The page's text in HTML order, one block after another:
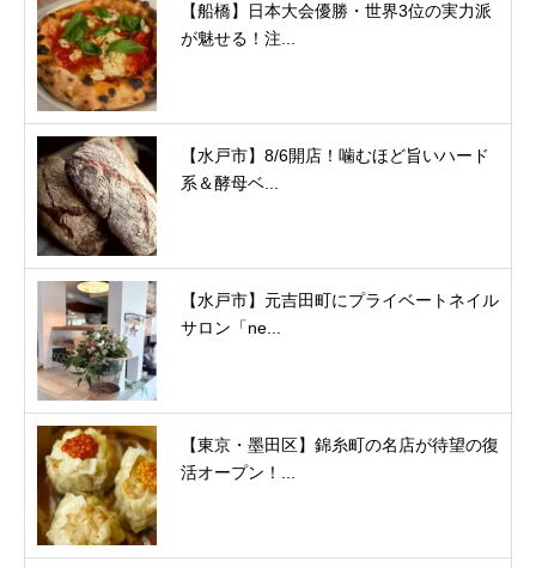
【船橋】日本大会優勝・世界3位の実力派
が魅せる！注...
【水戸市】8/6開店！噛むほど旨いハード
系＆酵母ベ...
【水戸市】元吉田町にプライベートネイル
サロン「ne...
【東京・墨田区】錦糸町の名店が待望の復
活オープン！...